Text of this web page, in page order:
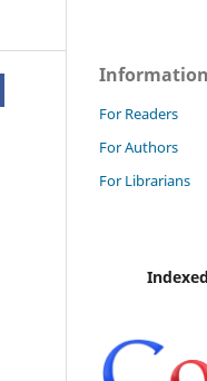
Information
For Readers
For Authors
For Librarians